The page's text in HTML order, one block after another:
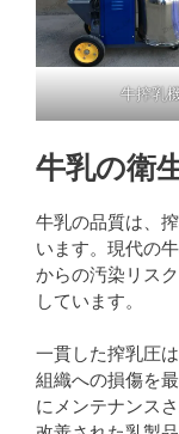
牛搾乳
牛乳の衛
牛乳の品質は、
います。現代の
からの汚染リス
しています。
一貫した搾乳圧
組織への損傷を
にメンテナンス